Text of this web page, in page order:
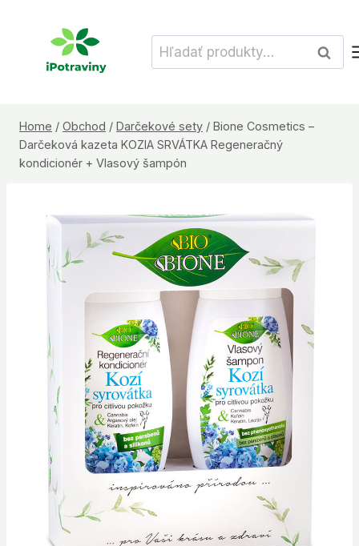
Hľadať:
Home / Obchod / Darčekové sety / Bione Cosmetics –
Darčeková kazeta KOZIA SRVÁTKA Regeneračný
kondicionér + Vlasový šampón